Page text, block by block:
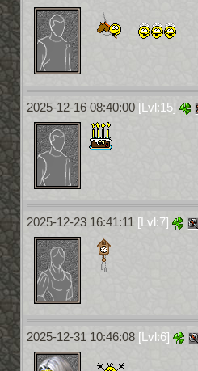
2025-12-16 08:40:00[Lvl:15]
2025-12-23 16:41:11 [Lvl:7]
2025-12-31 10:46:08[Lvl:6]